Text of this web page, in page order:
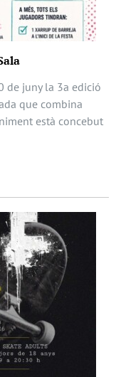
de juny la 3a edició
que combina
està concebut